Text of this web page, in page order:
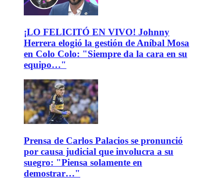
¡LO FELICITÓ EN VIVO! Johnny
Herrera elogió la gestión de Aníbal Mosa
en Colo Colo: "Siempre da la cara en su
equipo…"
Prensa de Carlos Palacios se pronunció
por causa judicial que involucra a su
suegro: "Piensa solamente en
demostrar…"